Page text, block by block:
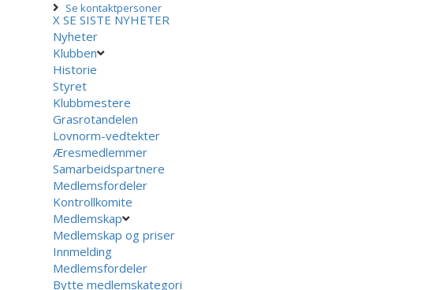
Se kontaktpersoner
X SE SISTE NYHETER
Nyheter
Klubben
Historie
Styret
Klubbmestere
Grasrotandelen
Lovnorm-vedtekter
Æresmedlemmer
Samarbeidspartnere
Medlemsfordeler
Kontrollkomite
Medlemskap
Medlemskap og priser
Innmelding
Medlemsfordeler
Bytte medlemskategori